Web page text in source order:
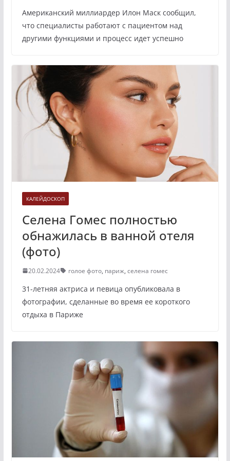
Американский миллиардер Илон Маск сообщил,
что специалисты работают с пациентом над
другими функциями и процесс идет успешно
КАЛЕЙДОСКОП
Селена Гомес полностью
обнажилась в ванной отеля
(фото)
20.02.2024 голое фото, париж, селена гомес
31-летняя актриса и певица опубликовала в
фотографии, сделанные во время ее короткого
отдыха в Париже